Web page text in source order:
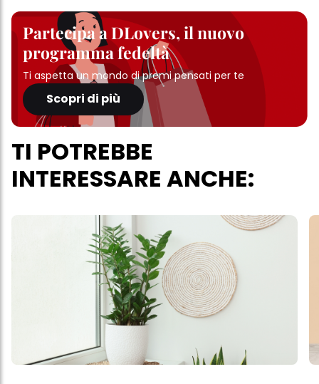
Partecipa a DLovers, il nuovo
programma fedeltà
Ti aspetta un mondo di premi pensati per te
Scopri di più
TI POTREBBE
INTERESSARE ANCHE: